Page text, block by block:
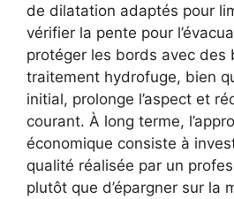
de dilatation adaptés pour
vérifier la pente pour
protéger les bords avec des
traitement hydrofuge, bien
initial, prolonge l’aspect et
courant. À long terme,
économique consiste à
qualité réalisée par un
plutôt que d’épargner sur la